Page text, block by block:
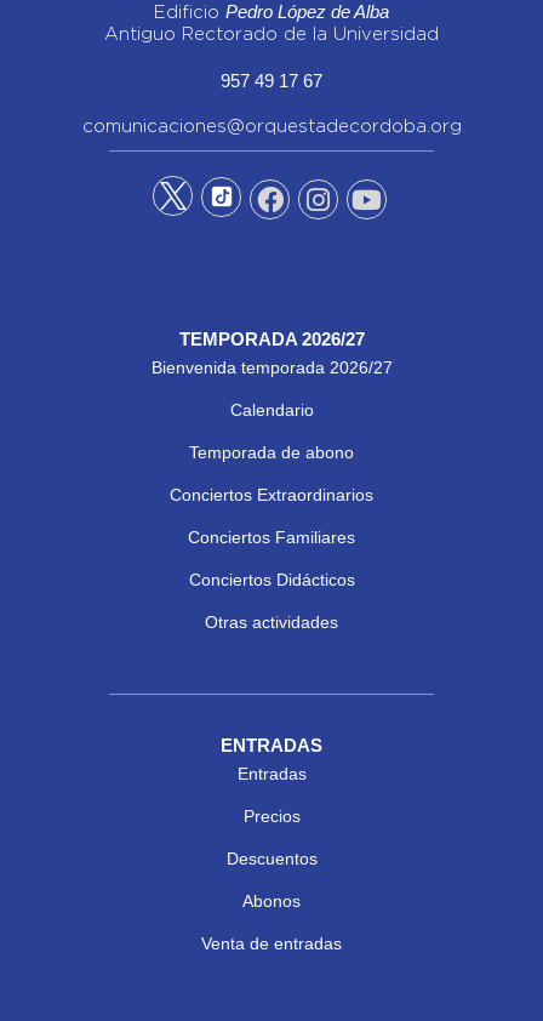
Edificio Pedro López de Alba
Antiguo Rectorado de la Universidad
957 49 17 67
comunicaciones@orquestadecordoba.org
TEMPORADA 2026/27
Bienvenida temporada 2026/27
Calendario
Temporada de abono
Conciertos Extraordinarios
Conciertos Familiares
Conciertos Didácticos
Otras actividades
ENTRADAS
Entradas
Precios
Descuentos
Abonos
Venta de entradas